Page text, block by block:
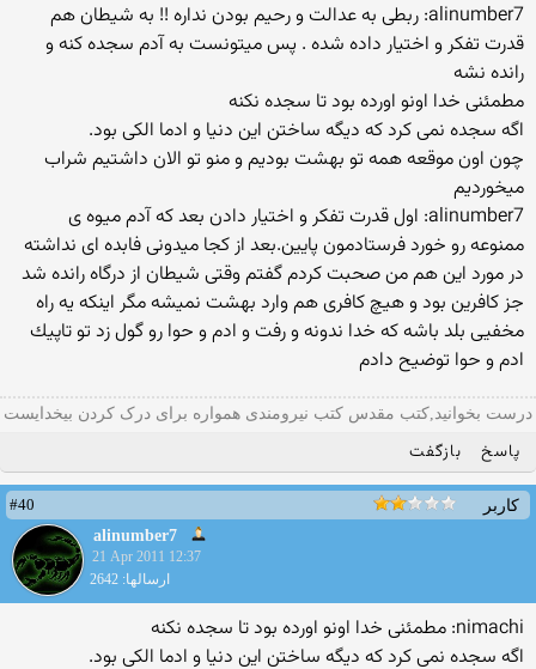
alinumber7: ربطی به عدالت و رحیم بودن نداره !! به شیطان هم
قدرت تفكر و اختیار داده شده . پس میتونست به آدم سجده كنه و
رانده نشه
مطمئنی خدا اونو اورده بود تا سجده نكنه
اگه سجده نمی كرد كه دیگه ساختن این دنیا و ادما الكی بود.
چون اون موقعه همه تو بهشت بودیم و منو تو الان داشتیم شراب
میخوردیم
alinumber7: اول قدرت تفكر و اختیار دادن بعد كه آدم میوه ی
ممنوعه رو خورد فرستادمون پایین.بعد از كجا میدونی فابده ای نداشته
در مورد این هم من صحبت كردم گفتم وقتی شیطان از درگاه رانده شد
جز كافرین بود و هیچ كافری هم وارد بهشت نمیشه مگر اینكه یه راه
مخفیی بلد باشه كه خدا ندونه و رفت و ادم و حوا رو گول زد تو تاپیك
ادم و حوا توضیح دادم
درست بخوانید,کتب مقدس کتب نیرومندی همواره برای درک کردن بیخدایست
پاسخ بازگفت
کاربر
#40
alinumber7
21 Apr 2011 12:37
ارسالها: 2642
nimachi: مطمئنی خدا اونو اورده بود تا سجده نكنه
اگه سجده نمی كرد كه دیگه ساختن این دنیا و ادما الكی بود.